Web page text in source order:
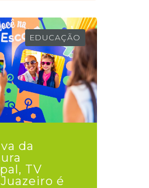
EDUCAÇÃO
da
TV
é